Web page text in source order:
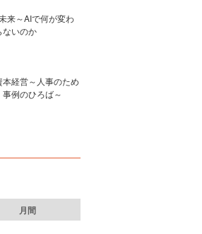
来～AIで何が変わ
ないのか
本経営～人事のため
例のひろば～
月間